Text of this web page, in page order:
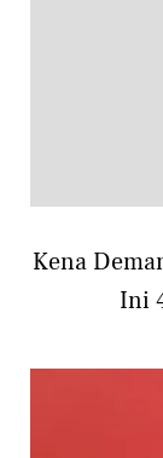
Kena
Ini